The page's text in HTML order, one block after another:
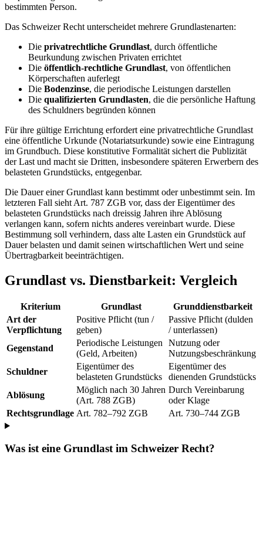
bestimmten Person.
Das Schweizer Recht unterscheidet mehrere Grundlastenarten:
Die privatrechtliche Grundlast, durch öffentliche
Beurkundung zwischen Privaten errichtet
Die öffentlich-rechtliche Grundlast, von öffentlichen
Körperschaften auferlegt
Die Bodenzinse, die periodische Leistungen darstellen
Die qualifizierten Grundlasten, die die persönliche Haftung
des Schuldners begründen können
Für ihre gültige Errichtung erfordert eine privatrechtliche Grundlast
eine öffentliche Urkunde (Notariatsurkunde) sowie eine Eintragung
im Grundbuch. Diese konstitutive Formalität sichert die Publizität
der Last und macht sie Dritten, insbesondere späteren Erwerbern des
belasteten Grundstücks, entgegenbar.
Die Dauer einer Grundlast kann bestimmt oder unbestimmt sein. Im
letzteren Fall sieht Art. 787 ZGB vor, dass der Eigentümer des
belasteten Grundstücks nach dreissig Jahren ihre Ablösung
verlangen kann, sofern nichts anderes vereinbart wurde. Diese
Bestimmung soll verhindern, dass alte Lasten ein Grundstück auf
Dauer belasten und damit seinen wirtschaftlichen Wert und seine
Übertragbarkeit beeinträchtigen.
Grundlast vs. Dienstbarkeit: Vergleich
Kriterium Grundlast
Grunddienstbarkeit
Art der
Verpflichtung
Positive Pflicht (tun /
geben)
Passive Pflicht (dulden
/ unterlassen)
Gegenstand
Periodische Leistungen
(Geld, Arbeiten)
Nutzung oder
Nutzungsbeschränkung
Schuldner
Eigentümer des
belasteten Grundstücks
Eigentümer des
dienenden Grundstücks
Ablösung
Möglich nach 30 Jahren
(Art. 788 ZGB)
Durch Vereinbarung
oder Klage
Rechtsgrundlage Art. 782–792 ZGB Art. 730–744 ZGB
Was ist eine Grundlast im Schweizer Recht?